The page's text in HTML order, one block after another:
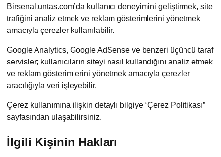
Birsenaltuntas.com’da kullanıcı deneyimini geliştirmek, site
trafiğini analiz etmek ve reklam gösterimlerini yönetmek
amacıyla çerezler kullanılabilir.
Google Analytics, Google AdSense ve benzeri üçüncü taraf
servisler; kullanıcıların siteyi nasıl kullandığını analiz etmek
ve reklam gösterimlerini yönetmek amacıyla çerezler
aracılığıyla veri işleyebilir.
Çerez kullanımına ilişkin detaylı bilgiye “Çerez Politikası”
sayfasından ulaşabilirsiniz.
İlgili Kişinin Hakları